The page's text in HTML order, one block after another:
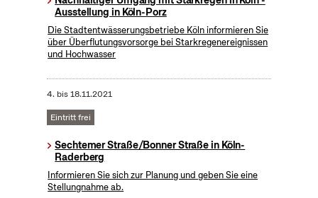
Ausstellung in Köln-Porz
Die Stadtentwässerungsbetriebe Köln informieren Sie
über Überflutungsvorsorge bei Starkregenereignissen
und Hochwasser
4. bis18.11.2021
Eintritt frei
Sechtemer Straße/Bonner Straße in Köln-
Raderberg
Informieren Sie sich zur Planung und geben Sie eine
Stellungnahme ab.